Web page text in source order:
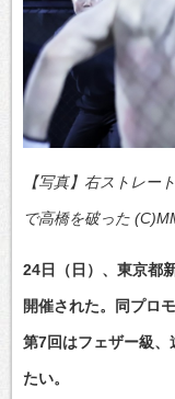
【写真】右ストレー
で高橋を破った
24日（日）、東京都
開催された。同プロ
第7回はフェザー級
たい。